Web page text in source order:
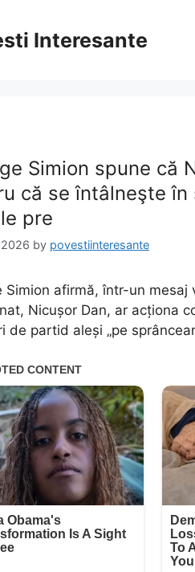
Interesante
Simion spune că
că se întâlneşte
pre
by povestiinteresante
Simion afirmă, într-un
Nicușor Dan, ar acționa
de partid aleși „pe